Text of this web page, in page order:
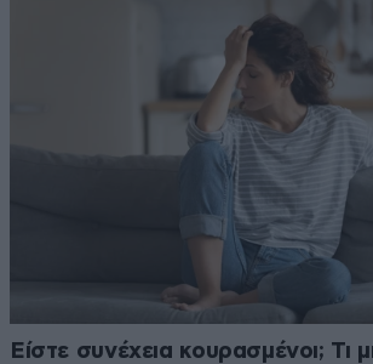
Είστε συνέχεια κουρασμένοι; Τι